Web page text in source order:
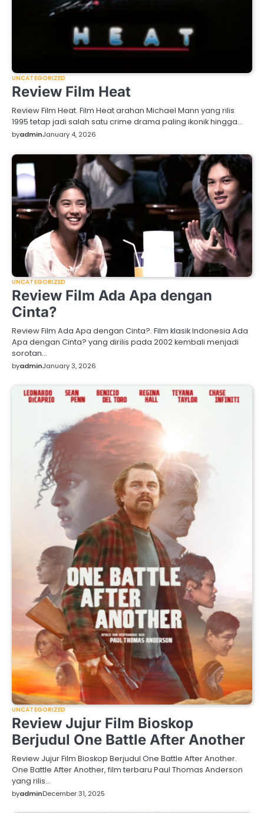
UNCATEGORIZED
Review Film Heat
Review Film Heat. Film Heat arahan Michael Mann yang rilis
1995 tetap jadi salah satu crime drama paling ikonik hingga…
byadminJanuary 4, 2026
UNCATEGORIZED
Review Film Ada Apa dengan
Cinta?
Review Film Ada Apa dengan Cinta?. Film klasik Indonesia Ada
Apa dengan Cinta? yang dirilis pada 2002 kembali menjadi
sorotan…
byadminJanuary 3, 2026
UNCATEGORIZED
Review Jujur Film Bioskop
Berjudul One Battle After Another
Review Jujur Film Bioskop Berjudul One Battle After Another.
One Battle After Another, film terbaru Paul Thomas Anderson
yang rilis…
byadminDecember 31, 2025